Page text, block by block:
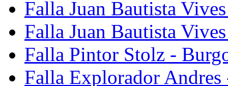
Falla Juan Bautista
Falla Juan Bautista
Falla Pintor Stolz -
Falla Explorador Andres